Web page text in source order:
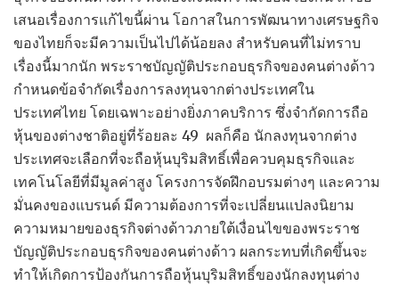
เสนอเรื่องการแก้ไขนี้ผ่าน โอกาสในการพัฒนาทางเศรษฐกิจ
ของไทยก็จะมีความเป็นไปได้น้อยลง สำหรับคนที่ไม่ทราบ
เรื่องนี้มากนัก พระราชบัญญัติประกอบธุรกิจของคนต่างด้าว
กำหนดข้อจำกัดเรื่องการลงทุนจากต่างประเทศใน
ประเทศไทย โดยเฉพาะอย่างยิ่งภาคบริการ ซึ่งจำกัดการถือ
หุ้นของต่างชาติอยู่ที่ร้อยละ 49 ผลก็คือ นักลงทุนจากต่าง
ประเทศจะเลือกที่จะถือหุ้นบุริมสิทธิ์เพื่อควบคุมธุรกิจและ
เทคโนโลยีที่มีมูลค่าสูง โครงการจัดฝึกอบรมต่างๆ และความ
มั่นคงของแบรนด์ มีความต้องการที่จะเปลี่ยนแปลงนิยาม
ความหมายของธุรกิจต่างด้าวภายใต้เงื่อนไขของพระราช
บัญญัติประกอบธุรกิจของคนต่างด้าว ผลกระทบที่เกิดขึ้นจะ
ทำให้เกิดการป้องกันการถือหุ้นบุริมสิทธิ์ของนักลงทุนต่าง